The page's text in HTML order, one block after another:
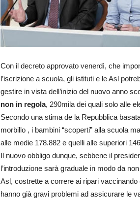
Con il decreto approvato venerdì, che
l’iscrizione a scuola, gli istituti e le Asl
gestire in vista dell’inizio del nuovo anno
non in regola, 290mila dei quali solo alle
Secondo una stima de la Repubblica
morbillo , i bambini “scoperti” alla scuola
alle medie 178.882 e quelli alle superiori
Il nuovo obbligo dunque, sebbene il
l’introduzione sarà graduale in modo da
Asl, costrette a correre ai ripari
hanno già gravi problemi ad assicurare le